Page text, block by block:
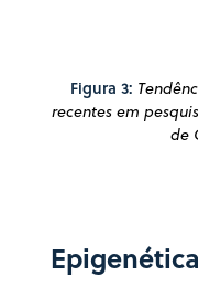
Figura 3:
recentes em
de